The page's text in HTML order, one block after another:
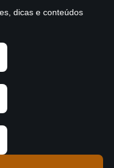
dicas e conteúdos